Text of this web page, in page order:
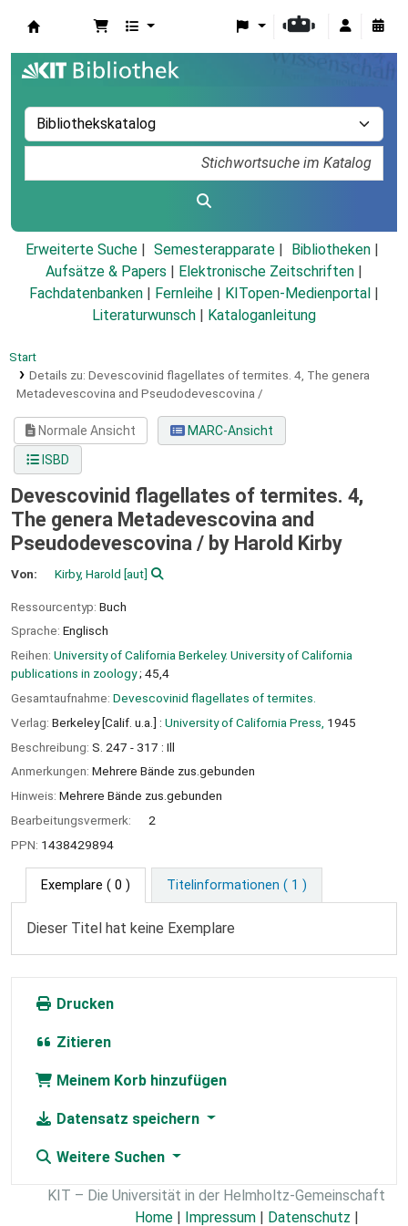
Erweiterte Suche Semesterapparate
Bibliotheken
Aufsätze & Papers
Elektronische Zeitschriften
Fachdatenbanken
Fernleihe KITopen-Medienportal
Literaturwunsch
Kataloganleitung
Start
Details zu: Devescovinid flagellates of termites. 4, The genera
Metadevescovina and Pseudodevescovina /
Normale Ansicht
MARC-Ansicht
ISBD
Devescovinid flagellates of termites. 4,
The genera Metadevescovina and
Pseudodevescovina / by Harold Kirby
Von: Kirby, Harold [aut]
Ressourcentyp: Buch
Sprache: Englisch
Reihen: University of California Berkeley. University of California
publications in zoology; 45,4
Gesamtaufnahme: Devescovinid flagellates of termites.
Verlag: Berkeley [Calif. u.a.] : University of California Press, 1945
Beschreibung: S. 247 - 317 : Ill
Anmerkungen: Mehrere Bände zus.gebunden
Hinweis: Mehrere Bände zus.gebunden
Bearbeitungsvermerk:
2
PPN: 1438429894
Exemplare ( 0 ) Titelinformationen ( 1 )
Dieser Titel hat keine Exemplare
Drucken
Zitieren
Meinem Korb hinzufügen
Datensatz speichern
Weitere Suchen
KIT – Die Universität in der Helmholtz-Gemeinschaft
Home | Impressum | Datenschutz |